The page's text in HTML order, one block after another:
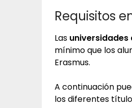
Requisitos
Las universidades
mínimo que los
Erasmus.
A continuación
los diferentes